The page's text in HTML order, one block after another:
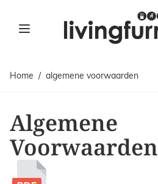
Home / algemene voorwaarden
Algemene
Voorwaarden